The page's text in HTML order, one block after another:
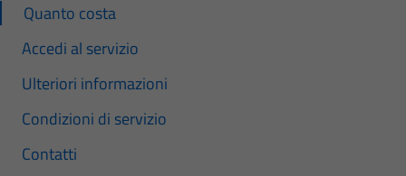
Quanto costa
Accedi al servizio
Ulteriori informazioni
Condizioni di servizio
Contatti